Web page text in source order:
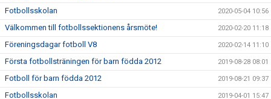
Fotbollsskolan 2020-05-04 10:56
Välkommen till fotbollssektionens årsmöte! 2020-02-20 11:18
Föreningsdagar fotboll V8 2020-02-14 11:10
Första fotbollsträningen för barn födda 2012 2019-08-28 08:01
Fotboll för barn födda 2012 2019-08-21 09:37
Fotbollsskolan 2019-04-01 15:47